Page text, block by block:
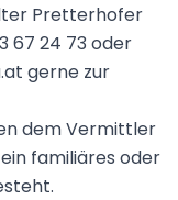
Pretterhofer
67 24 73 oder
gerne zur
dem Vermittler
familiäres oder